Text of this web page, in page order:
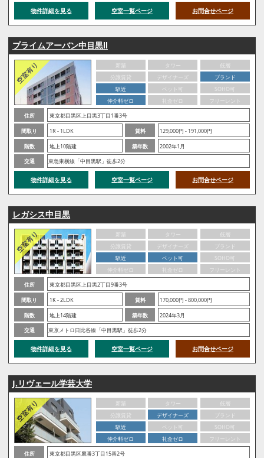
物件詳細を見る 空室一覧ページ お問合せページ
プライムアーバン中目黒Ⅱ
新築 タワー
低層
分譲賃貸
デザイナーズ
ブランド
駅近
ペット可
SOHO可
仲介料ゼロ
礼金ゼロ
フリーレント
住所
東京都目黒区上目黒3丁目1番3号
間取り
1R - 1LDK 賃料
129,000円 - 191,000円
階数
地上10階建 築年数
2002年1月
交通
東急東横線「中目黒駅」徒歩2分
物件詳細を見る 空室一覧ページ お問合せページ
レガシス中目黒
新築 タワー
低層
分譲賃貸
デザイナーズ
ブランド
駅近
ペット可
SOHO可
仲介料ゼロ
礼金ゼロ
フリーレント
住所
東京都目黒区上目黒2丁目9番3号
間取り
1K - 2LDK 賃料
170,000円 - 800,000円
階数
地上14階建 築年数
2024年3月
交通
東京メトロ日比谷線「中目黒駅」徒歩2分
物件詳細を見る 空室一覧ページ お問合せページ
J.リヴェール学芸大学
新築 タワー
低層
分譲賃貸
デザイナーズ
ブランド
駅近
ペット可
SOHO可
仲介料ゼロ
礼金ゼロ
フリーレント
住所
東京都目黒区鷹番3丁目15番2号